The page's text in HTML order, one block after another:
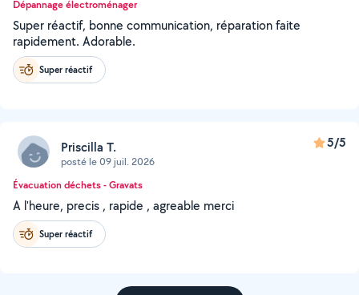
Dépannage électroménager
Super réactif, bonne communication, réparation faite
rapidement. Adorable.
Super réactif
Priscilla T.
posté le 09 juil. 2026
5/5
Évacuation déchets - Gravats
A l'heure, precis , rapide , agreable merci
Super réactif